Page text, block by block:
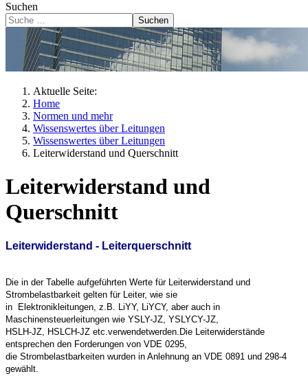
Suchen
Suchen
Aktuelle Seite:
Home
Normen und mehr
Wissenswertes über Leitungen
Wissenswertes über Leitungen
Leiterwiderstand und Querschnitt
Leiterwiderstand und
Querschnitt
Leiterwiderstand - Leiterquerschnitt
Die in der Tabelle aufgeführten Werte für Leiterwiderstand und
Strombelastbarkeit gelten für Leiter, wie sie
in Elektronikleitungen, z.B. LiYY, LiYCY, aber auch in
Maschinensteuerleitungen wie YSLY-JZ, YSLYCY-JZ,
HSLH-JZ, HSLCH-JZ etc.verwendetwerden.Die Leiterwiderstände
entsprechen den Forderungen von VDE 0295,
die Strombelastbarkeiten wurden in Anlehnung an VDE 0891 und 298-4
gewählt.